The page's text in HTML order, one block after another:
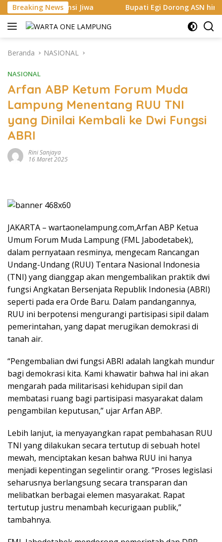
Langsung
ke
konten
Breaking News
Jiwa Bupati Egi Dorong ASN hingga Generasi
Beranda NASIONAL
NASIONAL
Arfan ABP Ketum Forum Muda
Lampung Menentang RUU TNI
yang Dinilai Kembali ke Dwi Fungsi
ABRI
Rini Sanjaya
16 Maret 2025
JAKARTA – wartaonelampung.com,Arfan ABP Ketua
Umum Forum Muda Lampung (FML Jabodetabek),
dalam pernyataan resminya, mengecam Rancangan
Undang-Undang (RUU) Tentara Nasional Indonesia
(TNI) yang dianggap akan mengembalikan praktik dwi
fungsi Angkatan Bersenjata Republik Indonesia (ABRI)
seperti pada era Orde Baru. Dalam pandangannya,
RUU ini berpotensi mengurangi partisipasi sipil dalam
pemerintahan, yang dapat merugikan demokrasi di
tanah air.
“Pengembalian dwi fungsi ABRI adalah langkah mundur
bagi demokrasi kita. Kami khawatir bahwa hal ini akan
mengarah pada militarisasi kehidupan sipil dan
membatasi ruang bagi partisipasi masyarakat dalam
pengambilan keputusan,” ujar Arfan ABP.
Lebih lanjut, ia menyayangkan rapat pembahasan RUU
TNI yang dilakukan secara tertutup di sebuah hotel
mewah, menciptakan kesan bahwa RUU ini hanya
menjadi kepentingan segelintir orang. “Proses legislasi
seharusnya berlangsung secara transparan dan
melibatkan berbagai elemen masyarakat. Rapat
tertutup justru menambah kecurigaan publik,”
tambahnya.